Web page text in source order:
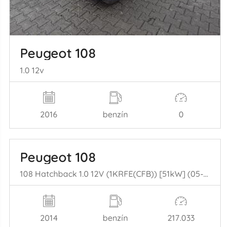
Peugeot 108
1.0 12v
2016 benzín 0
Peugeot 108
108 Hatchback 1.0 12V (1KRFE(CFB)) [51kW] (05-2014/...)
2014 benzín 217.033